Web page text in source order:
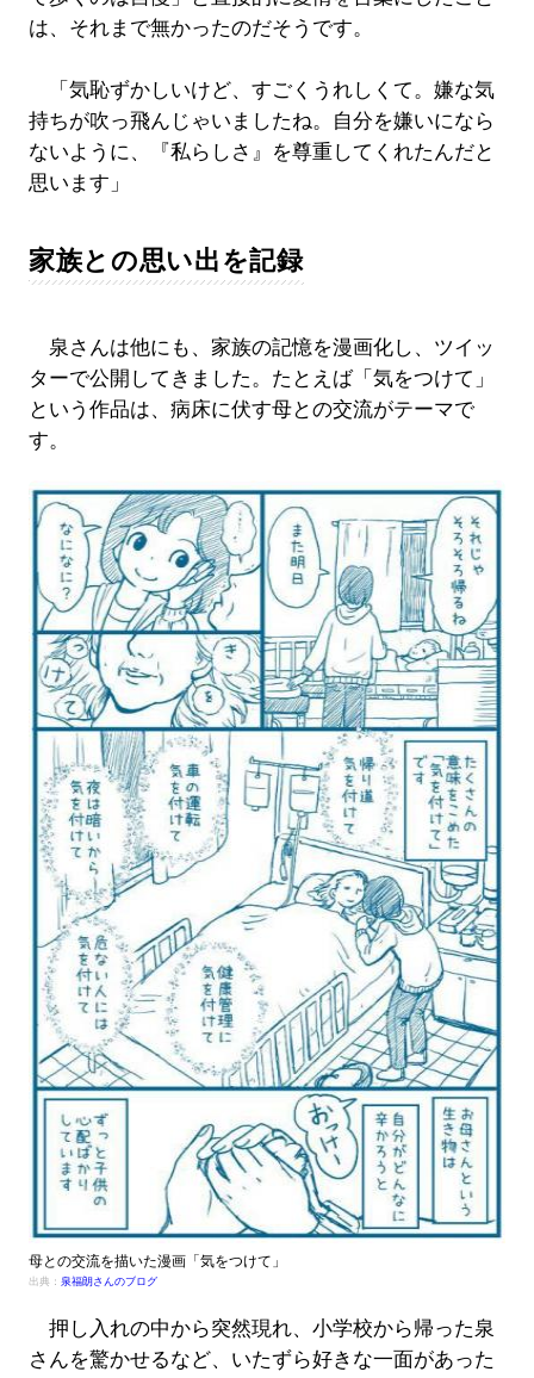
は、それまで無かったのだそうです。
「気恥ずかしいけど、すごくうれしくて。嫌な気
持ちが吹っ飛んじゃいましたね。自分を嫌いになら
ないように、『私らしさ』を尊重してくれたんだと
思います」
家族との思い出を記録
泉さんは他にも、家族の記憶を漫画化し、ツイッ
ターで公開してきました。たとえば「気をつけて」
という作品は、病床に伏す母との交流がテーマで
す。
母との交流を描いた漫画「気をつけて」
出典： 泉福朗さんのブログ
押し入れの中から突然現れ、小学校から帰った泉
さんを驚かせるなど、いたずら好きな一面があった